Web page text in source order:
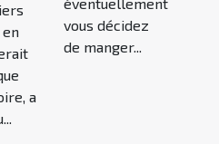
en
a
vous décidez
de manger...